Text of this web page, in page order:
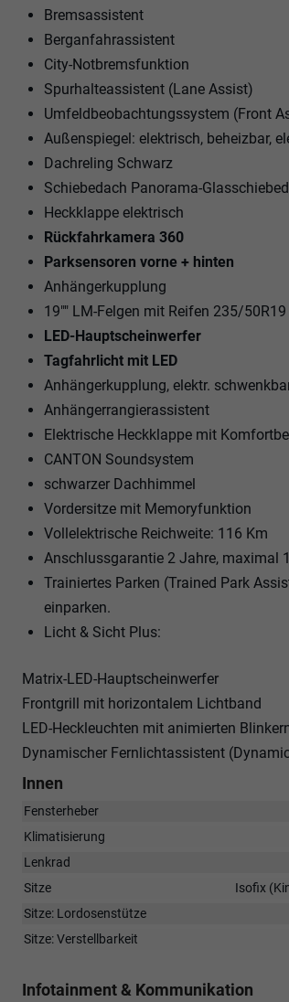
Bremsassistent
Berganfahrassistent
City-Notbremsfunktion
Spurhalteassistent (Lane Assist)
Umfeldbeobachtungssystem (Front
Außenspiegel: elektrisch, beheizbar,
Dachreling Schwarz
Schiebedach Panorama-
Heckklappe elektrisch
Rückfahrkamera 360
Parksensoren vorne + hinten
Anhängerkupplung
19"" LM-Felgen mit Reifen 235/50R19
LED-Hauptscheinwerfer
Tagfahrlicht mit LED
Anhängerkupplung, elektr.
Anhängerrangierassistent
Elektrische Heckklappe mit
CANTON Soundsystem
schwarzer Dachhimmel
Vordersitze mit Memoryfunktion
Vollelektrische Reichweite: 116 Km
Anschlussgarantie 2 Jahre, maximal
Trainiertes Parken (Trained Park
einparken.
Licht & Sicht Plus:
Matrix-LED-Hauptscheinwerfer
Frontgrill mit horizontalem Lichtband
LED-Heckleuchten mit animierten
Dynamischer Fernlichtassistent
Innen
Fensterheber
Klimatisierung
Lenkrad
Sitze
Isofix
Sitze: Lordosenstütze
Sitze: Verstellbarkeit
Infotainment & Kommunikation